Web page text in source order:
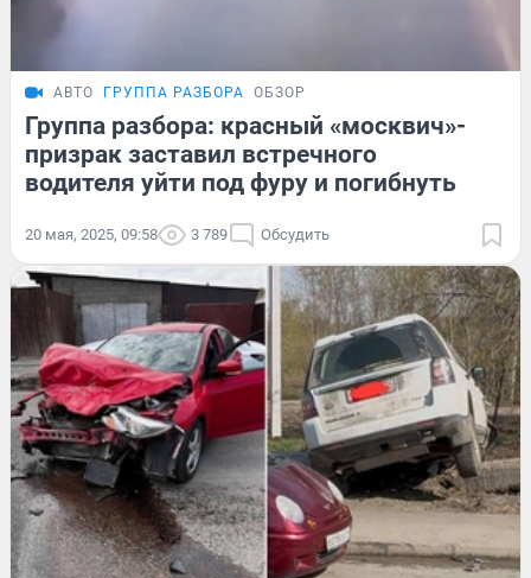
АВТО ГРУППА РАЗБОРА ОБЗОР
Группа разбора: красный «москвич»-
призрак заставил встречного
водителя уйти под фуру и погибнуть
20 мая, 2025, 09:58 3 789 Обсудить